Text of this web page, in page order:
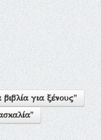
για ξένους"